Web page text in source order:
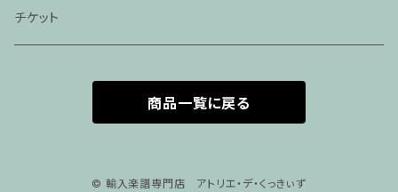
家族割プラン
家族割適用プラン2
声楽ピアノ４５分レッスン
ヴァイオリンピアノ６０分レッスン
アパレル
チケット
商品一覧に戻る
© 輸入楽譜専門店 アトリエ・デ・くっきぃず